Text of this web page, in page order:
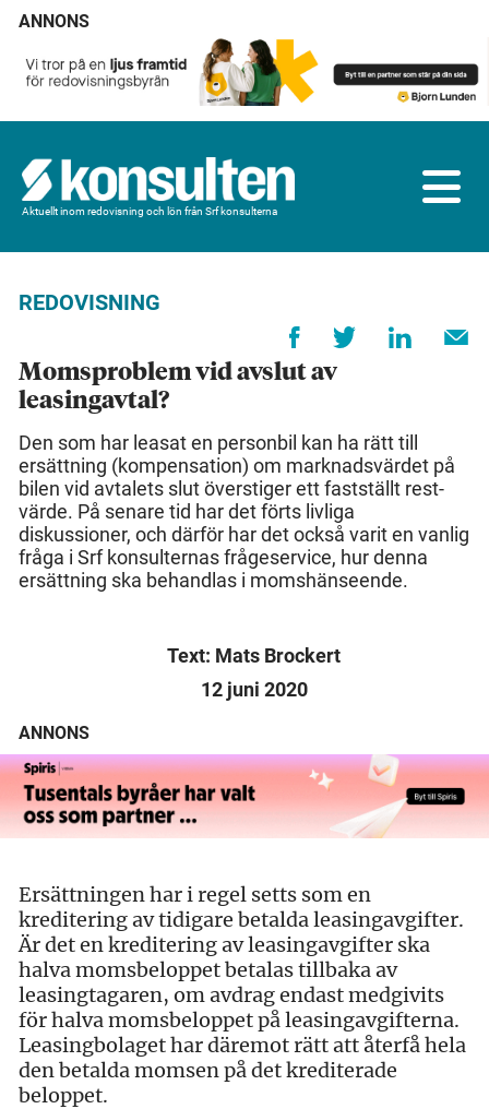
ANNONS
Aktuellt inom redovisning och lön från Srf konsulterna
REDOVISNING
Momsproblem vid avslut av
leasingavtal?
Den som har leasat en personbil kan ha rätt till
ersättning (kompensation) om marknadsvärdet på
bilen vid avtalets slut överstiger ett fastställt rest­
värde. På senare tid har det förts livliga
diskussioner, och därför har det också varit en vanlig
fråga i Srf konsulternas frågeservice, hur denna
ersättning ska behandlas i momshänseende.
Text: Mats Brockert
12 juni 2020
ANNONS
Ersättningen har i regel setts som en
kreditering av tidigare betalda leasingavgifter.
Är det en kreditering av leasingavgifter ska
halva momsbeloppet betalas tillbaka av
leasingtagaren, om avdrag endast medgivits
för halva momsbeloppet på leasingavgifterna.
Leasingbolaget har däremot rätt att återfå hela
den betalda momsen på det krediterade
beloppet.